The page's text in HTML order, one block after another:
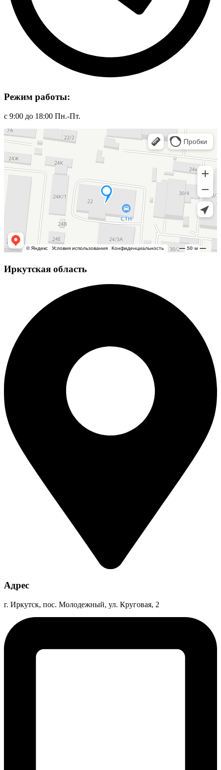
Режим работы:
с 9:00 до 18:00 Пн.-Пт.
Иркутская область
Адрес
г. Иркутск, пос. Молодежный, ул. Круговая, 2